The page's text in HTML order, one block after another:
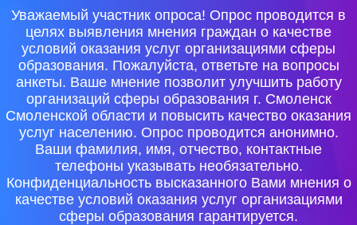
Уважаемый участник опроса! Опрос проводится в
целях выявления мнения граждан о качестве
условий оказания услуг организациями сферы
образования. Пожалуйста, ответьте на вопросы
анкеты. Ваше мнение позволит улучшить работу
организаций сферы образования г. Смоленск
Смоленской области и повысить качество оказания
услуг населению. Опрос проводится анонимно.
Ваши фамилия, имя, отчество, контактные
телефоны указывать необязательно.
Конфиденциальность высказанного Вами мнения о
качестве условий оказания услуг организациями
сферы образования гарантируется.